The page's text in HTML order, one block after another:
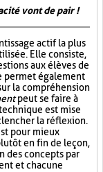
vont de pair !
actif la plus
Elle consiste,
aux élèves de
permet également
la compréhension
peut se faire à
est mise
la réflexion.
pour mieux
en fin de leçon,
des concepts par
et chacune